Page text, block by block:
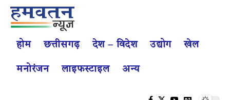
होम छत्तीसगढ़ देश – विदेश उद्योग खेल
मनोरंजन लाइफस्टाइल अन्य